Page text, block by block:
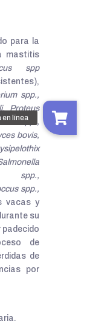
para la
mastitis
spp
spp.,
Proteus
spp.,
bovis,
spp.,
spp.,
vacas y
su
padecido
de
de
por